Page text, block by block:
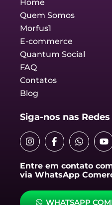
Home
Quem Somos
Morfus1
E-commerce
Quantum Social
FAQ
Contatos
Blog
Siga-nos nas
I
n
s
t
a
g
r
a
F
a
c
e
b
o
o
k
W
h
a
t
s
a
p
p
Y
o
u
t
u
b
e
Entre em contato
via WhatsApp
WHATSAPP